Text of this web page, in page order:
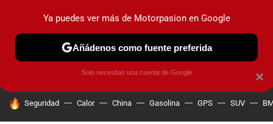
PRUEBAS COCHES ELÉCTRICOS OBSERVATORIO
HOY SE HABLA DE
Seguridad Calor China Gasolina GPS SUV
×
Ya puedes ver más de Motorpasion en Google
Añádenos como fuente preferida
Solo necesitas una cuenta de Google